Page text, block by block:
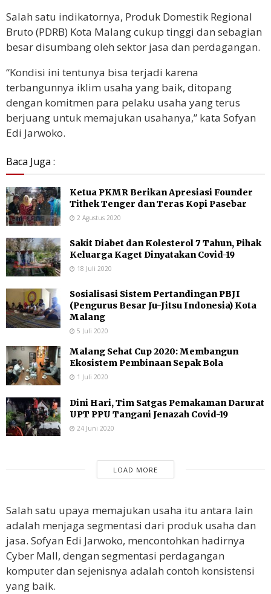
Salah satu indikatornya, Produk Domestik Regional
Bruto (PDRB) Kota Malang cukup tinggi dan sebagian
besar disumbang oleh sektor jasa dan perdagangan.
“Kondisi ini tentunya bisa terjadi karena
terbangunnya iklim usaha yang baik, ditopang
dengan komitmen para pelaku usaha yang terus
berjuang untuk memajukan usahanya,” kata Sofyan
Edi Jarwoko.
Baca Juga :
Ketua PKMR Berikan Apresiasi Founder
Tithek Tenger dan Teras Kopi Pasebar
2 Agustus 2020
Sakit Diabet dan Kolesterol 7 Tahun, Pihak
Keluarga Kaget Dinyatakan Covid-19
18 Juli 2020
Sosialisasi Sistem Pertandingan PBJI
(Pengurus Besar Ju-Jitsu Indonesia) Kota
Malang
5 Juli 2020
Malang Sehat Cup 2020: Membangun
Ekosistem Pembinaan Sepak Bola
1 Juli 2020
Dini Hari, Tim Satgas Pemakaman Darurat
UPT PPU Tangani Jenazah Covid-19
24 Juni 2020
LOAD MORE
Salah satu upaya memajukan usaha itu antara lain
adalah menjaga segmentasi dari produk usaha dan
jasa. Sofyan Edi Jarwoko, mencontohkan hadirnya
Cyber Mall, dengan segmentasi perdagangan
komputer dan sejenisnya adalah contoh konsistensi
yang baik.